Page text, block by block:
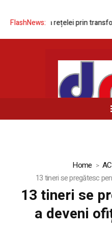
FlashNews:rețelei prin
Home
13 tineri se pregătesc
13 tineri se
a deveni